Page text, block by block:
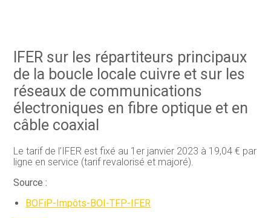
IFER sur les répartiteurs principaux
de la boucle locale cuivre et sur les
réseaux de communications
électroniques en fibre optique et en
câble coaxial
Le tarif de l’IFER est fixé au 1er janvier 2023 à 19,04 € par
ligne en service (tarif revalorisé et majoré).
Source :
BOFiP-Impôts-BOI-TFP-IFER